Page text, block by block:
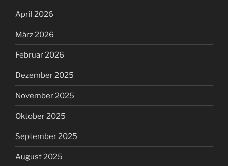
April 2026
März 2026
Februar 2026
Dezember 2025
November 2025
Oktober 2025
September 2025
August 2025